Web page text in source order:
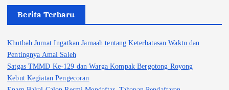
Berita Terbaru
Khutbah Jumat Ingatkan Jamaah tentang Keterbatasan Waktu dan
Pentingnya Amal Saleh
Satgas TMMD Ke-129 dan Warga Kompak Bergotong Royong
Kebut Kegiatan Pengecoran